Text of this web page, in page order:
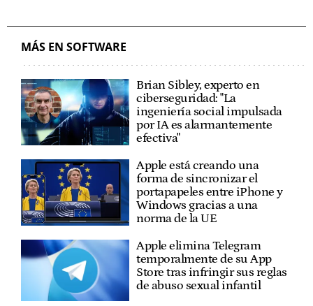
MÁS EN SOFTWARE
Brian Sibley, experto en
ciberseguridad: "La
ingeniería social impulsada
por IA es alarmantemente
efectiva"
Apple está creando una
forma de sincronizar el
portapapeles entre iPhone y
Windows gracias a una
norma de la UE
Apple elimina Telegram
temporalmente de su App
Store tras infringir sus reglas
de abuso sexual infantil